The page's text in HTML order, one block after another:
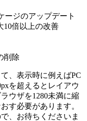
ージのアップデート
10倍以上の改善
削除
、表示時に例えばPC
を超えるとレイアウ
ウザを1280未満に縮
す必要があります。
、お待ちくださいま